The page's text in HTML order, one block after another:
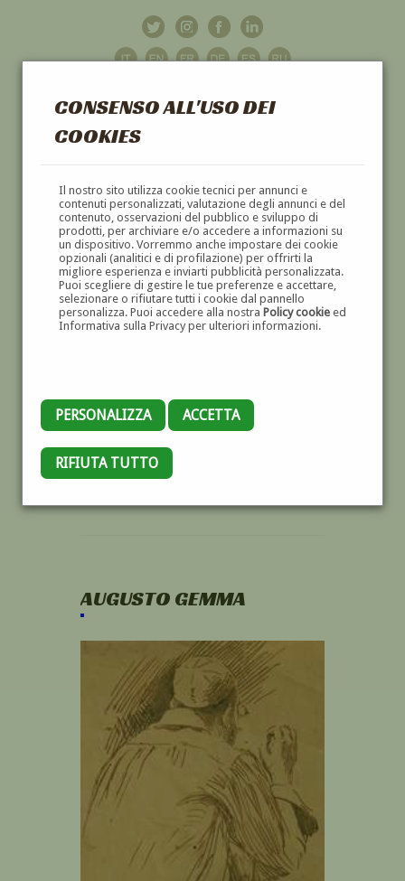
CONSENSO ALL'USO DEI
COOKIES
Il nostro sito utilizza cookie tecnici per annunci e
contenuti personalizzati, valutazione degli annunci e del
contenuto, osservazioni del pubblico e sviluppo di
prodotti, per archiviare e/o accedere a informazioni su
un dispositivo. Vorremmo anche impostare dei cookie
opzionali (analitici e di profilazione) per offrirti la
migliore esperienza e inviarti pubblicità personalizzata.
Puoi scegliere di gestire le tue preferenze e accettare,
selezionare o rifiutare tutti i cookie dal pannello
personalizza. Puoi accedere alla nostra Policy cookieed
Informativa sulla Privacy per ulteriori informazioni.
PERSONALIZZA ACCETTA
RIFIUTA TUTTO
GALLERIAD'ARTE
DIPINTI E SCULTURE '800 E '900
AUGUSTO GEMMA